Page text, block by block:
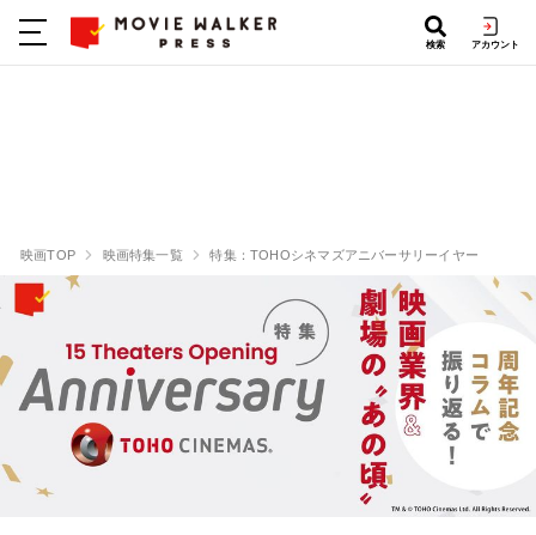
検索 アカウント
映画TOP 映画特集一覧 特集：TOHOシネマズアニバーサリーイヤー